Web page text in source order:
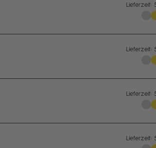
mit
beiden
Lieferzeit:
Lieferzeit:
Lieferzeit:
Lieferzeit: